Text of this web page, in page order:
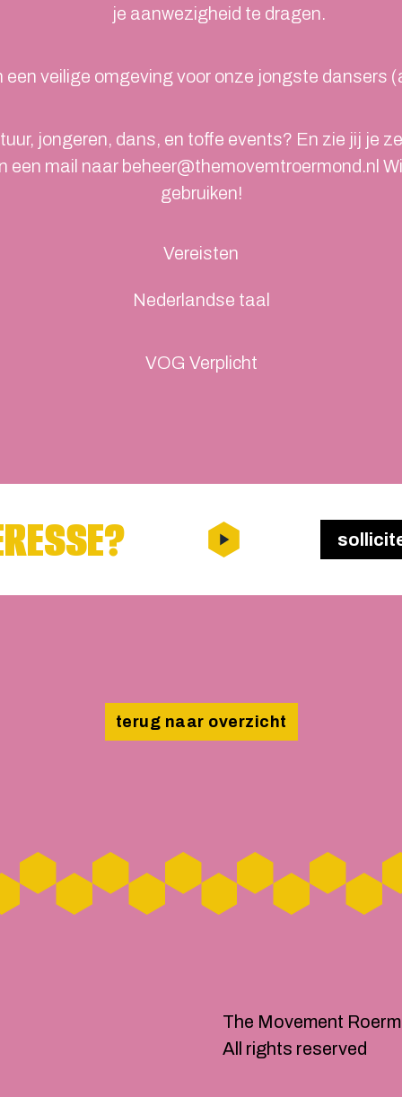
je aanwezigheid te dragen.
veilige omgeving voor onze jongste dansers
jongeren, dans, en toffe events? En zie jij je
een mail naar beheer@themovemtroermond.nl
gebruiken!
Vereisten
Nederlandse taal
VOG Verplicht
terug naar overzicht
The Movement
All rights reserved